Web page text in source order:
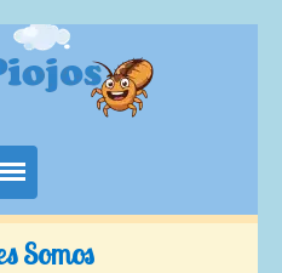
a Domicilio en
Somos